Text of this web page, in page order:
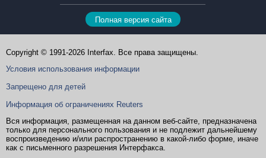
Полная версия сайта
Copyright © 1991-2026 Interfax. Все права защищены.
Условия использования информации
Запрещено для детей
Информация об ограничениях Reuters
Вся информация, размещенная на данном веб-сайте, предназначена
только для персонального пользования и не подлежит дальнейшему
воспроизведению и/или распространению в какой-либо форме, иначе
как с письменного разрешения Интерфакса.